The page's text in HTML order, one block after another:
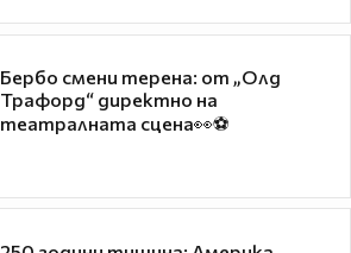
Бербо смени терена: от „Олд
Трафорд“ директно на
театралната сцена👀⚽